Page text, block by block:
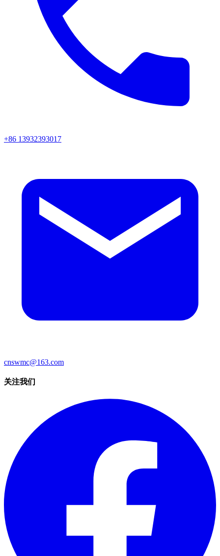
+86 13932393017
cnswmc@163.com
关注我们